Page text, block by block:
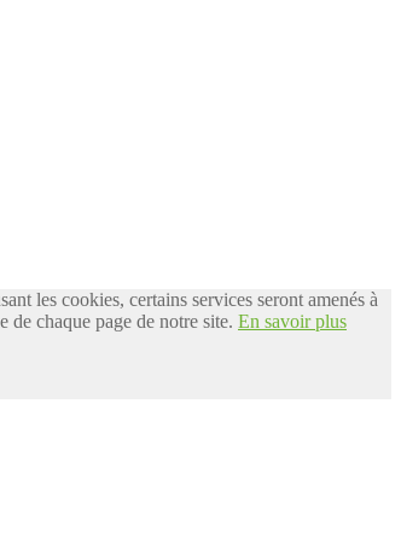
les cookies, certains services seront amenés à
chaque page de notre site. En savoir plus